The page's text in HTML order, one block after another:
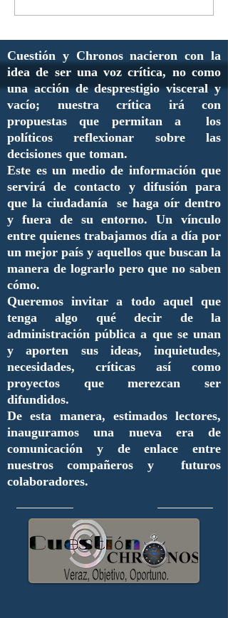
Cuestión y Chronos nacieron con la
idea de ser una voz crítica, no como
una acción de desprestigio visceral y
vacío; nuestra crítica irá con
propuestas que permitan a los
políticos reflexionar sobre las
decisiones que toman.
Este es un medio de información que
servirá de contacto y difusión para
que la ciudadanía se haga oír dentro
y fuera de su entorno. Un vínculo
entre quienes trabajamos día a día por
un mejor país y aquellos que buscan la
manera de lograrlo pero que no saben
cómo.
Queremos invitar a todo aquel que
tenga algo qué decir de la
administración pública a que se unan
y aporten sus ideas, inquietudes,
necesidades, críticas así como
proyectos que merezcan ser
difundidos.
De esta manera, estimados lectores,
inauguramos una nueva era de
comunicación y de enlace entre
nuestros compañeros y futuros
colaboradores.